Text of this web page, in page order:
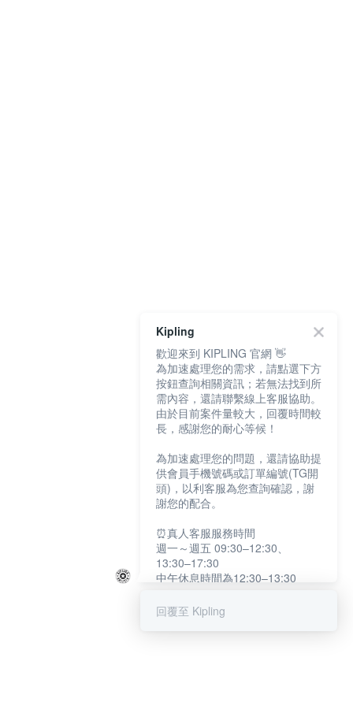
Kipling
歡迎來到 KIPLING 官網 👋
為加速處理您的需求，請點選下方
按鈕查詢相關資訊；若無法找到所
需內容，還請聯繫線上客服協助。
由於目前案件量較大，回覆時間較
長，感謝您的耐心等候！
為加速處理您的問題，還請協助提
供會員手機號碼或訂單編號(TG開
頭)，以利客服為您查詢確認，謝
謝您的配合。
⏰真人客服服務時間
週一～週五 09:30–12:30、
13:30–17:30
中午休息時間為12:30–13:30
提醒您：系統會自動已讀訊息，如
回覆至 Kipling